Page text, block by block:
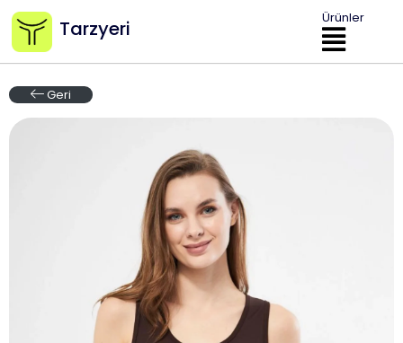
Tarzyeri Ürünler
Geri